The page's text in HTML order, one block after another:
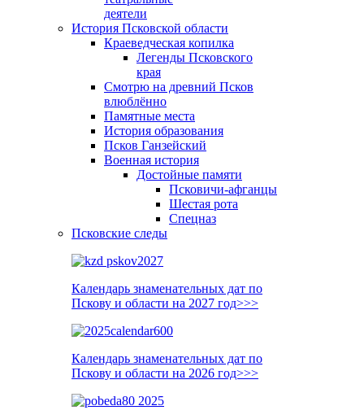
деятели
История Псковской области
Краеведческая копилка
Легенды Псковского
края
Смотрю на древний Псков
влюблённо
Памятные места
История образования
Псков Ганзейский
Военная история
Достойные памяти
Псковичи-афганцы
Шестая рота
Спецназ
Псковские следы
Календарь знаменательных дат по
Пскову и области на 2027 год>>>
Календарь знаменательных дат по
Пскову и области на 2026 год>>>